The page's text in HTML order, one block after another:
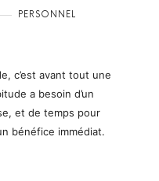
PERSONNEL
c’est avant tout une
a besoin d’un
et de temps pour
bénéfice immédiat.